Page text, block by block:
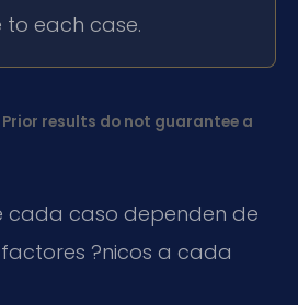
each case.
results do not guarantee a
cada caso dependen de
?nicos a cada